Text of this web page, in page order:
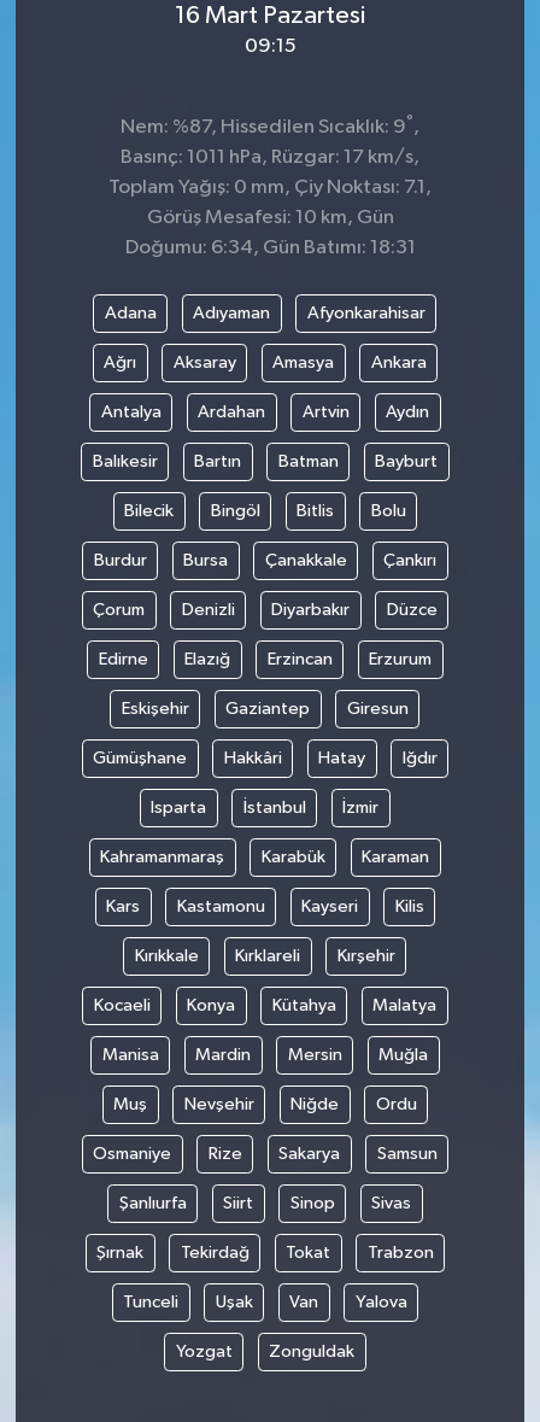
16 Mart Pazartesi
09:15
Nem: %87, Hissedilen Sıcaklık: 9° ,
Basınç: 1011 hPa, Rüzgar: 17 km/s,
Toplam Yağış: 0 mm, Çiy Noktası: 7.1,
Görüş Mesafesi: 10 km, Gün
Doğumu: 6:34, Gün Batımı: 18:31
Adana Adıyaman Afyonkarahisar
Ağrı Aksaray Amasya Ankara
Antalya Ardahan Artvin Aydın
Balıkesir Bartın Batman Bayburt
Bilecik Bingöl Bitlis Bolu
Burdur Bursa Çanakkale Çankırı
Çorum Denizli Diyarbakır Düzce
Edirne Elazığ Erzincan Erzurum
Eskişehir Gaziantep Giresun
Gümüşhane Hakkâri Hatay Iğdır
Isparta İstanbul İzmir
Kahramanmaraş Karabük Karaman
Kars Kastamonu Kayseri Kilis
Kırıkkale Kırklareli Kırşehir
Kocaeli Konya Kütahya Malatya
Manisa Mardin Mersin Muğla
Muş Nevşehir Niğde Ordu
Osmaniye Rize Sakarya Samsun
Şanlıurfa Siirt Sinop Sivas
Şırnak Tekirdağ Tokat Trabzon
Tunceli Uşak Van Yalova
Yozgat Zonguldak